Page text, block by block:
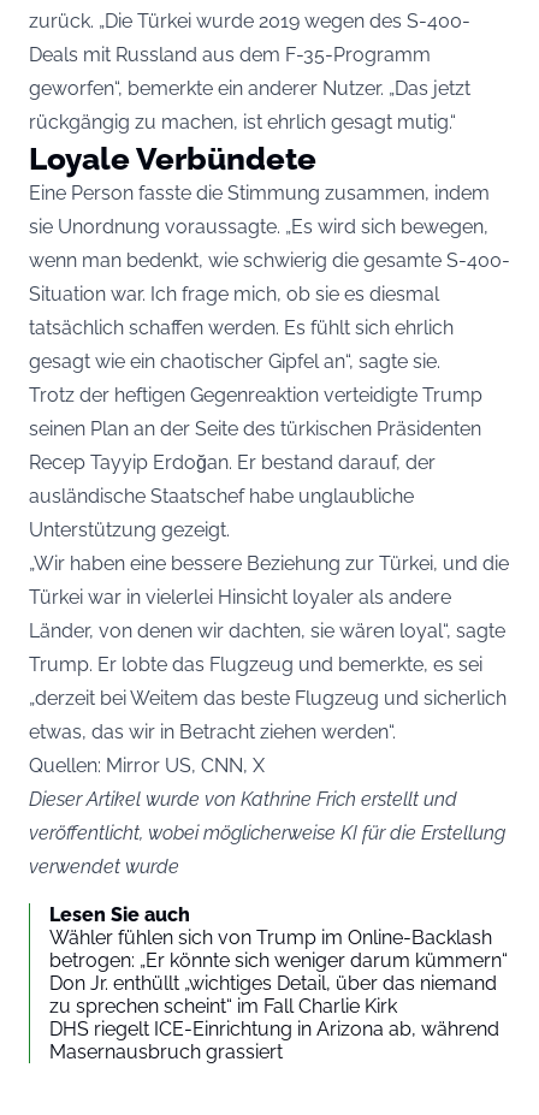
zurück. „Die Türkei wurde 2019 wegen des S-400-
Deals mit Russland aus dem F-35-Programm
geworfen“, bemerkte ein anderer Nutzer. „Das jetzt
rückgängig zu machen, ist ehrlich gesagt mutig.“
Loyale Verbündete
Eine Person fasste die Stimmung zusammen, indem
sie Unordnung voraussagte. „Es wird sich bewegen,
wenn man bedenkt, wie schwierig die gesamte S-400-
Situation war. Ich frage mich, ob sie es diesmal
tatsächlich schaffen werden. Es fühlt sich ehrlich
gesagt wie ein chaotischer Gipfel an“, sagte sie.
Trotz der heftigen Gegenreaktion verteidigte Trump
seinen Plan an der Seite des türkischen Präsidenten
Recep Tayyip Erdoğan. Er bestand darauf, der
ausländische Staatschef habe unglaubliche
Unterstützung gezeigt.
„Wir haben eine bessere Beziehung zur Türkei, und die
Türkei war in vielerlei Hinsicht loyaler als andere
Länder, von denen wir dachten, sie wären loyal“, sagte
Trump. Er lobte das Flugzeug und bemerkte, es sei
„derzeit bei Weitem das beste Flugzeug und sicherlich
etwas, das wir in Betracht ziehen werden“.
Quellen: Mirror US, CNN, X
Dieser Artikel wurde von Kathrine Frich erstellt und
veröffentlicht, wobei möglicherweise KI für die Erstellung
verwendet wurde
Lesen Sie auch
Wähler fühlen sich von Trump im Online-Backlash
betrogen: „Er könnte sich weniger darum kümmern“
Don Jr. enthüllt „wichtiges Detail, über das niemand
zu sprechen scheint“ im Fall Charlie Kirk
DHS riegelt ICE-Einrichtung in Arizona ab, während
Masernausbruch grassiert